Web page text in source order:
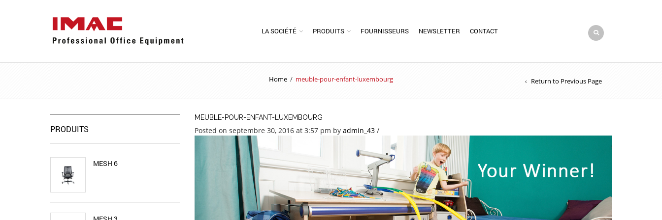
LA SOCIÉTÉ PRODUITS FOURNISSEURS NEWSLETTER CONTACT
Home / meuble-pour-enfant-luxembourg Return to Previous Page
MEUBLE-POUR-ENFANT-LUXEMBOURG
Posted on septembre 30, 2016 at 3:57 pm by admin_43/
PRODUITS
MESH 6